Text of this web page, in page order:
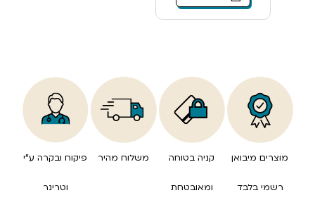
מוצרים מיבואן
רשמי בלבד
קניה בטוחה
ומאובטחת
משלוח מהיר פיקוח ובקרה ע”י
וטרינר